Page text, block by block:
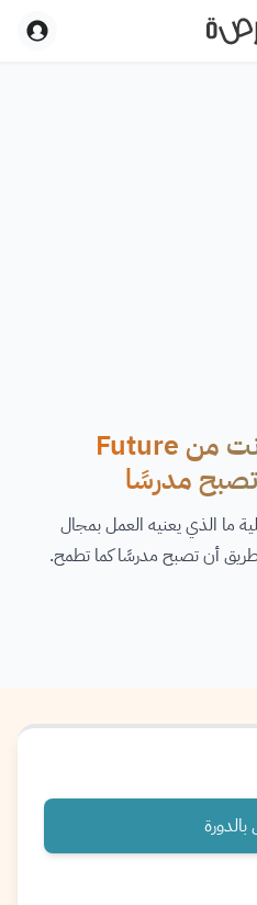
دورة مجانية عبر الإنترنت من Future
ما الذي يعنيه العمل بمجال
طريق أن تصبح مدرسًا كما تطمح.